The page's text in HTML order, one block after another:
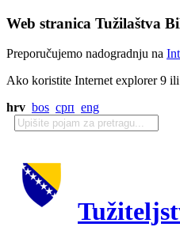
Web stranica Tužilaštva
Preporučujemo nadogradnju na
Ako koristite Internet explorer 9
hrv bos срп eng